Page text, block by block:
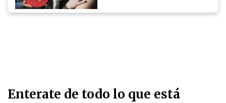
Enterate de todo lo que está